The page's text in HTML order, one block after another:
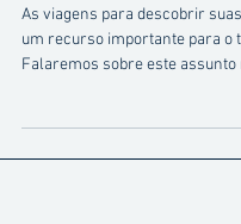
Oferta Turística
As viagens para descobrir